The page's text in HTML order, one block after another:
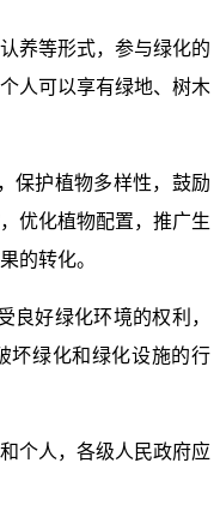
养等形式，参与绿化的
人可以享有绿地、树木
保护植物多样性，鼓励
优化植物配置，推广生
的转化。
良好绿化环境的权利，
坏绿化和绿化设施的行
个人，各级人民政府应